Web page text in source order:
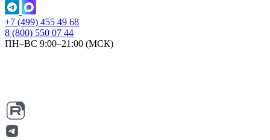
+7 (499) 455 49 68
8 (800) 550 07 44
ПН–ВС 9:00–21:00 (МСК)